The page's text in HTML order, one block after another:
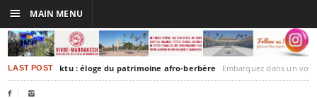
LAST POSTTimbuktu : éloge du patrimoine afro-berbère Embarquez dans un voyage culturel dans le
 
☰ MAIN MENU